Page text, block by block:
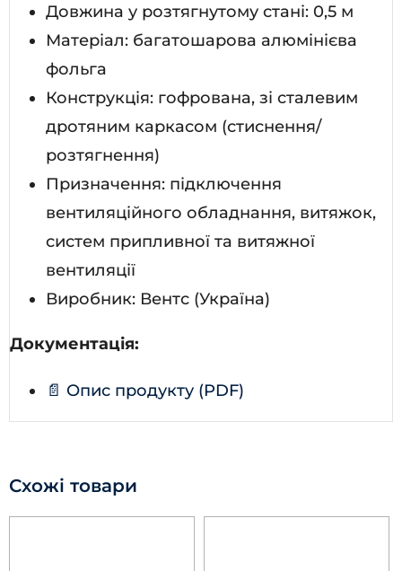
Довжина у розтягнутому стані: 0,5 м
Матеріал: багатошарова алюмінієва
фольга
Конструкція: гофрована, зі сталевим
дротяним каркасом (стиснення/
розтягнення)
Призначення: підключення
вентиляційного обладнання, витяжок,
систем припливної та витяжної
вентиляції
Виробник: Вентс (Україна)
Документація:
📄 Опис продукту (PDF)
Схожі товари